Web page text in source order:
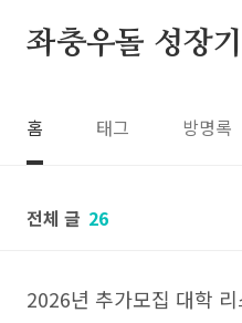
좌충우돌 성장기
홈 태그 방명록
전체 글 26